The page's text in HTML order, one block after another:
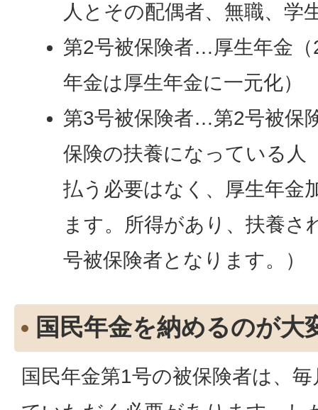
人とその配偶者、無職、学
第2号被保険者…厚生年金
年金は厚生年金に一元化）
第3号被保険者…第2号被保
保険の扶養になっている人
払う必要はなく、厚生年金
ます。所得があり、扶養さ
号被保険者となります。）
国民年金を納めるのが大
国民年金第1号の被保険者は、